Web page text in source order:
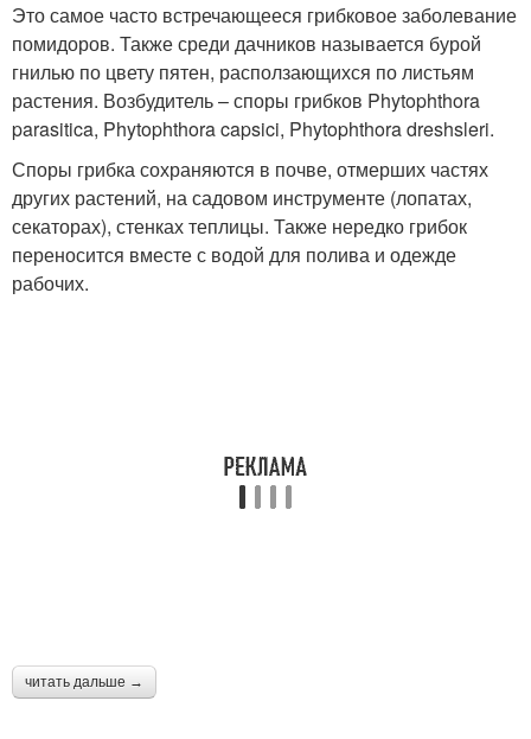
Это самое часто встречающееся грибковое заболевание
помидоров. Также среди дачников называется бурой
гнилью по цвету пятен, расползающихся по листьям
растения. Возбудитель – споры грибков Phytophthora
parasitica, Phytophthora capsici, Phytophthora dreshsleri.
Споры грибка сохраняются в почве, отмерших частях
других растений, на садовом инструменте (лопатах,
секаторах), стенках теплицы. Также нередко грибок
переносится вместе с водой для полива и одежде
рабочих.
читать дальше →